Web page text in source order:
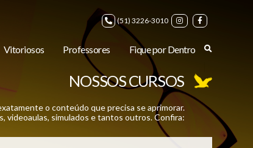
(51) 3226-3010
Vitoriosos Professores Fique por Dentro
NOSSOS CURSOS
o conteúdo que precisa se aprimorar.
videoaulas, simulados e tantos outros. Confira: